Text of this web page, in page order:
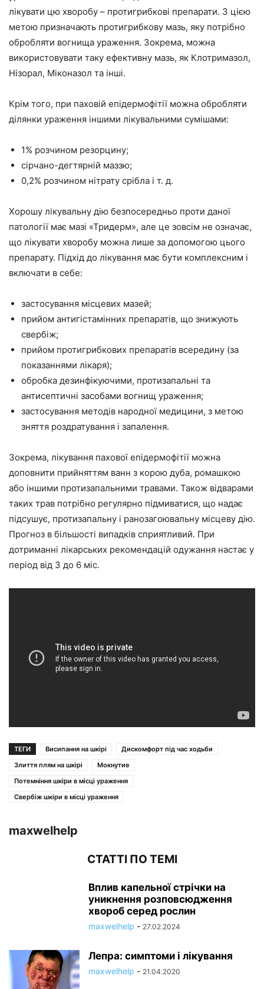
лікувати цю хворобу – протигрибкові препарати. З цією
метою призначають протигрибкову мазь, яку потрібно
обробляти вогнища ураження. Зокрема, можна
використовувати таку ефективну мазь, як Клотримазол,
Нізорал, Міконазол та інші.
Крім того, при паховій епідермофітії можна обробляти
ділянки ураження іншими лікувальними сумішами:
1% розчином резорцину;
сірчано-дегтярній маззю;
0,2% розчином нітрату срібла і т. д.
Хорошу лікувальну дію безпосередньо проти даної
патології має мазі «Тридерм», але це зовсім не означає,
що лікувати хворобу можна лише за допомогою цього
препарату. Підхід до лікування має бути комплексним і
включати в себе:
застосування місцевих мазей;
прийом антигістамінних препаратів, що знижують
свербіж;
прийом протигрибкових препаратів всередину (за
показаннями лікаря);
обробка дезинфікуючими, протизапальні та
антисептичні засобами вогнищ ураження;
застосування методів народної медицини, з метою
зняття роздратування і запалення.
Зокрема, лікування пахової епідермофітії можна
доповнити прийняттям ванн з корою дуба, ромашкою
або іншими протизапальними травами. Також відварами
таких трав потрібно регулярно підмиватися, що надає
підсушує, протизапальну і ранозагоювальну місцеву дію.
Прогноз в більшості випадків сприятливий. При
дотриманні лікарських рекомендацій одужання настає у
період від 3 до 6 міс.
ТЕГИ Висипання на шкірі
Дискомфорт під час ходьби
Злиття плям на шкірі
Мокнутие
Потемніння шкіри в місці ураження
Свербіж шкіри в місці ураження
maxwelhelp
СТАТТІ ПО ТЕМІ
Вплив капельної стрічки на
уникнення розповсюдження
хвороб серед рослин
maxwelhelp - 27.02.2024
Лепра: симптоми і лікування
maxwelhelp - 21.04.2020